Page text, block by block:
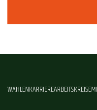
WAHLENKARRIEREARBEITSKREISE